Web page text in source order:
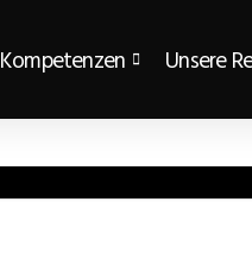
Kompetenzen Unsere